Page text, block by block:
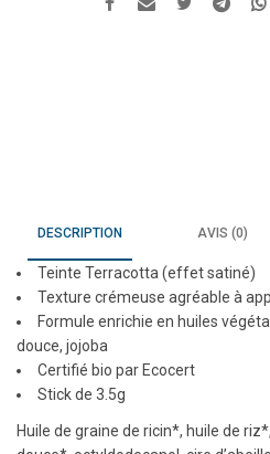
DESCRIPTION AVIS (0)
Teinte Terracotta (effet satiné)
Texture crémeuse agréable à
Formule enrichie en huiles
douce, jojoba
Certifié bio par Ecocert
Stick de 3.5g
Huile de graine de ricin*, huile de